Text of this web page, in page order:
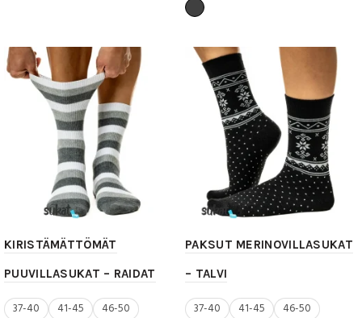
Voit
tehdä
valinnat
tuotteen
sivulla.
muunnelma.
tehdä
valinnat
tuotteen
sivulla.
KIRISTÄMÄTTÖMÄT
PUUVILLASUKAT – RAIDAT
37-40 41-45 46-50
PAKSUT MERINOVILLASUKAT
– TALVI
37-40 41-45 46-50